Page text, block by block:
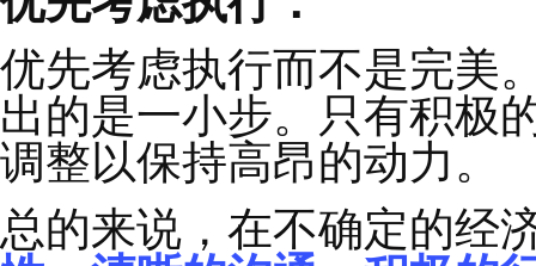
与环境保持同频：
密切关注可能影响战
对变革的准备。